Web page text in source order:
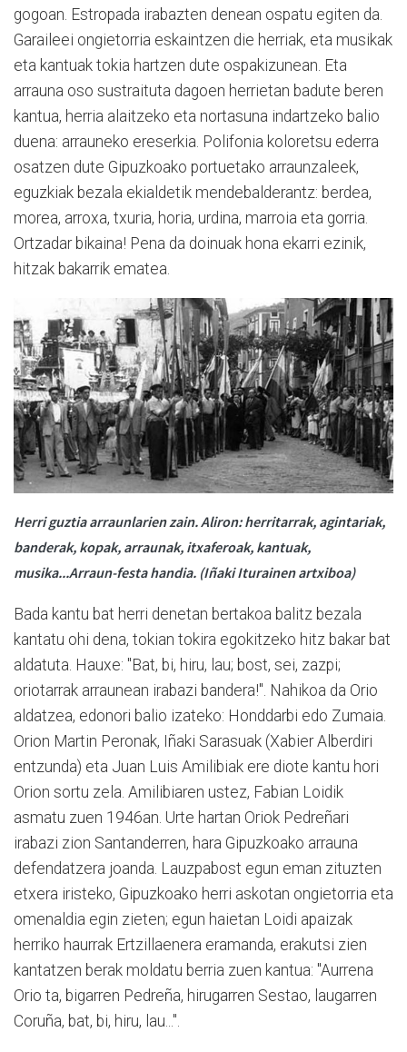
gogoan. Estropada irabazten denean ospatu egiten da.
Garaileei ongietorria eskaintzen die herriak, eta musikak
eta kantuak tokia hartzen dute ospakizunean. Eta
arrauna oso sustraituta dagoen herrietan badute beren
kantua, herria alaitzeko eta nortasuna indartzeko balio
duena: arrauneko ereserkia. Polifonia koloretsu ederra
osatzen dute Gipuzkoako portuetako arraunzaleek,
eguzkiak bezala ekialdetik mendebalderantz: berdea,
morea, arroxa, txuria, horia, urdina, marroia eta gorria.
Ortzadar bikaina! Pena da doinuak hona ekarri ezinik,
hitzak bakarrik ematea.
Herri guztia arraunlarien zain. Aliron: herritarrak, agintariak,
banderak, kopak, arraunak, itxaferoak, kantuak,
musika...Arraun-festa handia. (Iñaki Iturainen artxiboa)
Bada kantu bat herri denetan bertakoa balitz bezala
kantatu ohi dena, tokian tokira egokitzeko hitz bakar bat
aldatuta. Hauxe: "Bat, bi, hiru, lau; bost, sei, zazpi;
oriotarrak arraunean irabazi bandera!". Nahikoa da Orio
aldatzea, edonori balio izateko: Honddarbi edo Zumaia.
Orion Martin Peronak, Iñaki Sarasuak (Xabier Alberdiri
entzunda) eta Juan Luis Amilibiak ere diote kantu hori
Orion sortu zela. Amilibiaren ustez, Fabian Loidik
asmatu zuen 1946an. Urte hartan Oriok Pedreñari
irabazi zion Santanderren, hara Gipuzkoako arrauna
defendatzera joanda. Lauzpabost egun eman zituzten
etxera iristeko, Gipuzkoako herri askotan ongietorria eta
omenaldia egin zieten; egun haietan Loidi apaizak
herriko haurrak Ertzillaenera eramanda, erakutsi zien
kantatzen berak moldatu berria zuen kantua: "Aurrena
Orio ta, bigarren Pedreña, hirugarren Sestao, laugarren
Coruña, bat, bi, hiru, lau...".